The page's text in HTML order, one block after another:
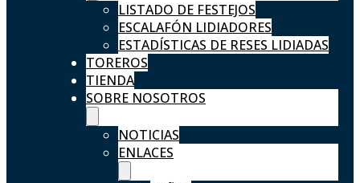
LISTADO DE FESTEJOS
ESCALAFÓN LIDIADORES
ESTADÍSTICAS DE RESES LIDIADAS
TOREROS
TIENDA
SOBRE NOSOTROS
NOTICIAS
ENLACES